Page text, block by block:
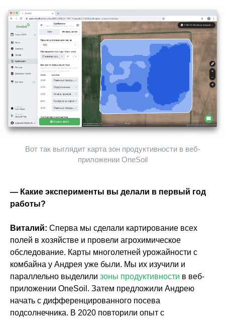
Вот так выглядит карта зон продуктивности в веб-
приложении OneSoil
— Какие эксперименты вы делали в первый год
работы?
Виталий: Сперва мы сделали картирование всех
полей в хозяйстве и провели агрохимическое
обследование. Карты многолетней урожайности с
комбайна у Андрея уже были. Мы их изучили и
параллельно выделили зоны продуктивности в веб-
приложении OneSoil. Затем предложили Андрею
начать с дифференцированного посева
подсолнечника. В 2020 повторили опыт с